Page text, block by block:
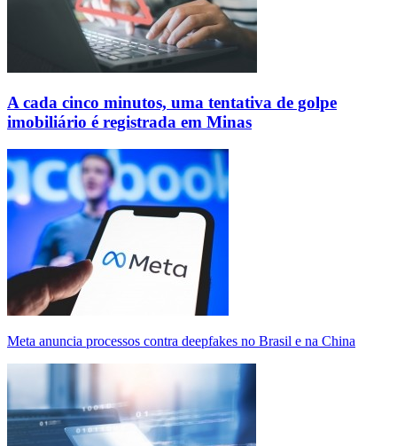
A cada cinco minutos, uma tentativa de golpe
imobiliário é registrada em Minas
Meta anuncia processos contra deepfakes no Brasil e na China